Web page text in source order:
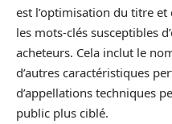
est l’optimisation du titre
les mots-clés susceptibles
acheteurs. Cela inclut le
d’autres caractéristiques
d’appellations techniques
public plus ciblé.